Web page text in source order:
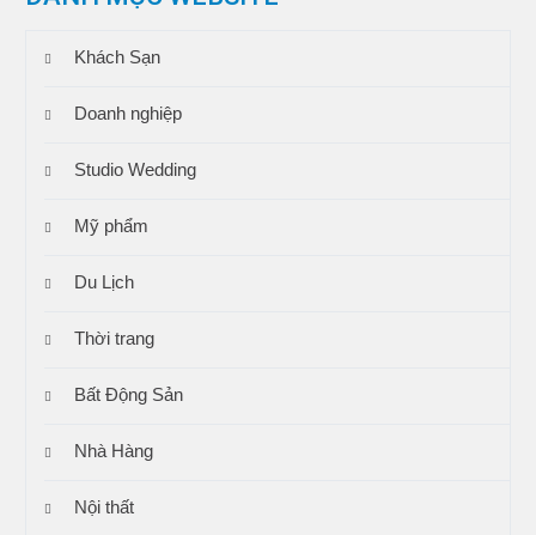
Khách Sạn
Doanh nghiệp
Studio Wedding
Mỹ phẩm
Du Lịch
Thời trang
Bất Động Sản
Nhà Hàng
Nội thất